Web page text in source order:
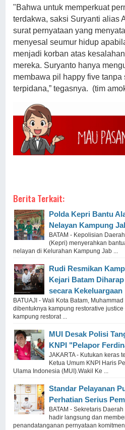
"Bahwa untuk memperkuat
terdakwa, saksi Suryanti alias
surat pernyataan yang
menyesal seumur hidup
menjadi korban atas
mereka. Suryanto hanya
membawa pil happy five tanpa
terpidana,” tegasnya. (tim
Berita Terkait:
Polda Kepri Bantu
Nelayan Kampung
BATAM - Kepolisian
(Kepri) menyerahkan
nelayan di Kelurahan Kampung Jab ...
Rudi Resmikan
Kejari Batam
secara Kekeluargaan
BATUAJI - Wali Kota Batam,
dibentuknya kampung restorative
kampung restorat ...
MUI Desak Polisi
KNPI "Pelapor
JAKARTA - Kutukan keras
Ketua Umum KNPI Haris
Ulama Indonesia (MUI).Wakil Ke ...
Standar Pelayanan
Perhatian Serius
BATAM - Sekretaris
hadir langsung dan
penandatanganan pernyataan